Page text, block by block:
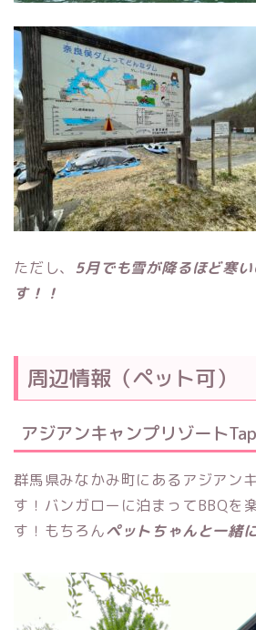
ただし、 5月でも雪が降るほど寒
す！！
周辺情報（ペット可）
アジアンキャンプリゾート
群馬県みなかみ町にあるアジアン
す！バンガローに泊まってBBQを
す！もちろんペットちゃんと一緒